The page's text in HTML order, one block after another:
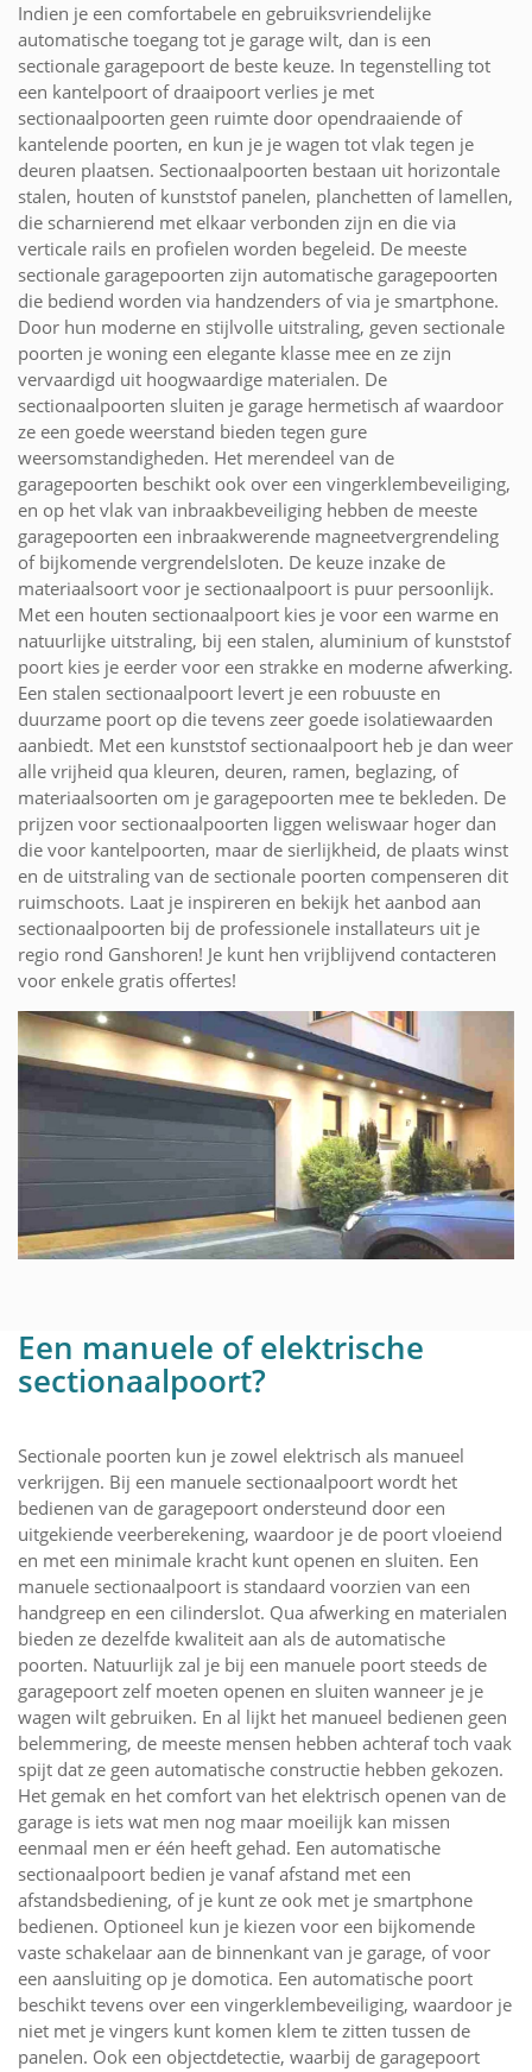
Indien je een comfortabele en gebruiksvriendelijke
automatische toegang tot je garage wilt, dan is een
sectionale garagepoort de beste keuze. In tegenstelling tot
een kantelpoort of draaipoort verlies je met
sectionaalpoorten geen ruimte door opendraaiende of
kantelende poorten, en kun je je wagen tot vlak tegen je
deuren plaatsen. Sectionaalpoorten bestaan uit horizontale
stalen, houten of kunststof panelen, planchetten of lamellen,
die scharnierend met elkaar verbonden zijn en die via
verticale rails en profielen worden begeleid. De meeste
sectionale garagepoorten zijn automatische garagepoorten
die bediend worden via handzenders of via je smartphone.
Door hun moderne en stijlvolle uitstraling, geven sectionale
poorten je woning een elegante klasse mee en ze zijn
vervaardigd uit hoogwaardige materialen. De
sectionaalpoorten sluiten je garage hermetisch af waardoor
ze een goede weerstand bieden tegen gure
weersomstandigheden. Het merendeel van de
garagepoorten beschikt ook over een vingerklembeveiliging,
en op het vlak van inbraakbeveiliging hebben de meeste
garagepoorten een inbraakwerende magneetvergrendeling
of bijkomende vergrendelsloten. De keuze inzake de
materiaalsoort voor je sectionaalpoort is puur persoonlijk.
Met een houten sectionaalpoort kies je voor een warme en
natuurlijke uitstraling, bij een stalen, aluminium of kunststof
poort kies je eerder voor een strakke en moderne afwerking.
Een stalen sectionaalpoort levert je een robuuste en
duurzame poort op die tevens zeer goede isolatiewaarden
aanbiedt. Met een kunststof sectionaalpoort heb je dan weer
alle vrijheid qua kleuren, deuren, ramen, beglazing, of
materiaalsoorten om je garagepoorten mee te bekleden. De
prijzen voor sectionaalpoorten liggen weliswaar hoger dan
die voor kantelpoorten, maar de sierlijkheid, de plaats winst
en de uitstraling van de sectionale poorten compenseren dit
ruimschoots. Laat je inspireren en bekijk het aanbod aan
sectionaalpoorten bij de professionele installateurs uit je
regio rond Ganshoren! Je kunt hen vrijblijvend contacteren
voor enkele gratis offertes!
Een manuele of elektrische
sectionaalpoort?
Sectionale poorten kun je zowel elektrisch als manueel
verkrijgen. Bij een manuele sectionaalpoort wordt het
bedienen van de garagepoort ondersteund door een
uitgekiende veerberekening, waardoor je de poort vloeiend
en met een minimale kracht kunt openen en sluiten. Een
manuele sectionaalpoort is standaard voorzien van een
handgreep en een cilinderslot. Qua afwerking en materialen
bieden ze dezelfde kwaliteit aan als de automatische
poorten. Natuurlijk zal je bij een manuele poort steeds de
garagepoort zelf moeten openen en sluiten wanneer je je
wagen wilt gebruiken. En al lijkt het manueel bedienen geen
belemmering, de meeste mensen hebben achteraf toch vaak
spijt dat ze geen automatische constructie hebben gekozen.
Het gemak en het comfort van het elektrisch openen van de
garage is iets wat men nog maar moeilijk kan missen
eenmaal men er één heeft gehad. Een automatische
sectionaalpoort bedien je vanaf afstand met een
afstandsbediening, of je kunt ze ook met je smartphone
bedienen. Optioneel kun je kiezen voor een bijkomende
vaste schakelaar aan de binnenkant van je garage, of voor
een aansluiting op je domotica. Een automatische poort
beschikt tevens over een vingerklembeveiliging, waardoor je
niet met je vingers kunt komen klem te zitten tussen de
panelen. Ook een objectdetectie, waarbij de garagepoort